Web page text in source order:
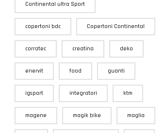
Continental ultra Sport
copertoni bdc Copertoni Continental
corratec creatina deko
enervit food guanti
igsport integratori ktm
magene magik bike maglia